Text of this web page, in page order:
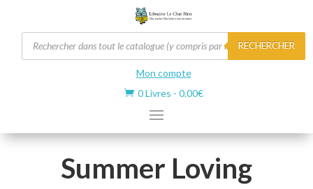
Recherche
de
produits
RECHERCHER
Mon compte
 0 Livres - 0.00€
Summer Loving